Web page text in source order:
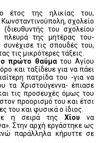
έτος της ηλικίας του,
Κωνσταντινούπολη, σχολείο
του σχολείου
της μητέρας του-
τις σπουδές του,
τις μικρότερες τάξεις.
πρώτο θαύματου Αγίου
και ταξίδευε για να πάει
πατρίδα του -για να
τα Χριστούγεννα- έπιασε
τις προσευχές όμως του
προορισμό του και έτσι
του και φυσικά ο ίδιος.
η σειρά της Χίου να
Στην αρχή εργάστηκε ως
παράλληλα κήρυττε σε